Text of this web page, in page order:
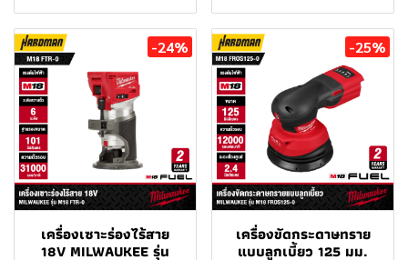
-24%
เครื่องเซาะร่องไร้สาย
18V MILWAUKEE รุ่น
-25%
เครื่องขัดกระดาษทราย
แบบลูกเบี้ยว 125 มม.